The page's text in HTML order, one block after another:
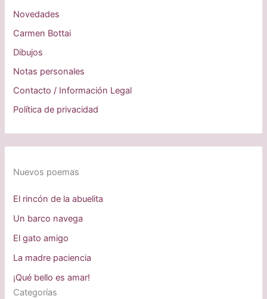
Novedades
Carmen Bottai
Dibujos
Notas personales
Contacto / Información Legal
Política de privacidad
Nuevos poemas
El rincón de la abuelita
Un barco navega
El gato amigo
La madre paciencia
¡Qué bello es amar!
Categorías